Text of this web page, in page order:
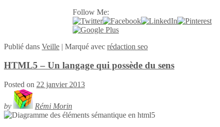
Follow Me:
Publié dans Veille | Marqué avec rédaction seo
HTML5 – Un langage qui possède du sens
Posted on 22 janvier 2013
by Rémi Morin